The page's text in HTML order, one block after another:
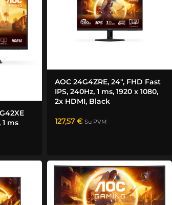
1 ms
AOC 24G4ZRE, 24″, FHD Fast
IPS, 240Hz, 1 ms, 1920 x 1080,
2x HDMI, Black
127,57€ Su PVM